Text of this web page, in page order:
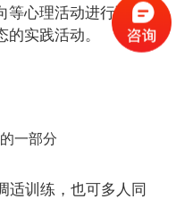
心理活动进行调整，
实践活动。
一部分
适训练，也可多人同